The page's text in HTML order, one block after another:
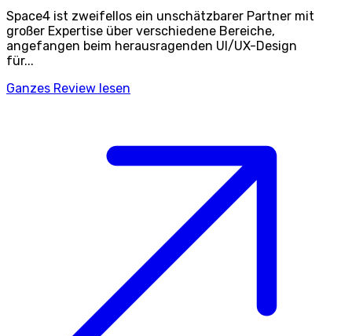
Space4 ist zweifellos ein unschätzbarer Partner mit
großer Expertise über verschiedene Bereiche,
angefangen beim herausragenden UI/UX-Design
für...
Ganzes Review lesen